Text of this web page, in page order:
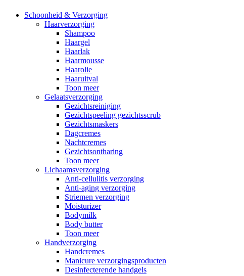
Schoonheid & Verzorging
Haarverzorging
Shampoo
Haargel
Haarlak
Haarmousse
Haarolie
Haaruitval
Toon meer
Gelaatsverzorging
Gezichtsreiniging
Gezichtspeeling gezichtsscrub
Gezichtsmaskers
Dagcremes
Nachtcremes
Gezichtsontharing
Toon meer
Lichaamsverzorging
Anti-cellulitis verzorging
Anti-aging verzorging
Striemen verzorging
Moisturizer
Bodymilk
Body butter
Toon meer
Handverzorging
Handcremes
Manicure verzorgingsproducten
Desinfecterende handgels